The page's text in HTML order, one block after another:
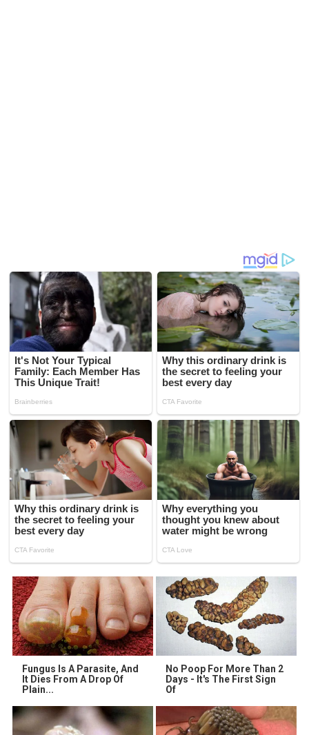
Fungus Is A Parasite, And
It Dies From A Drop Of
Plain...
No Poop For More Than 2
Days - It's The First Sign
Of